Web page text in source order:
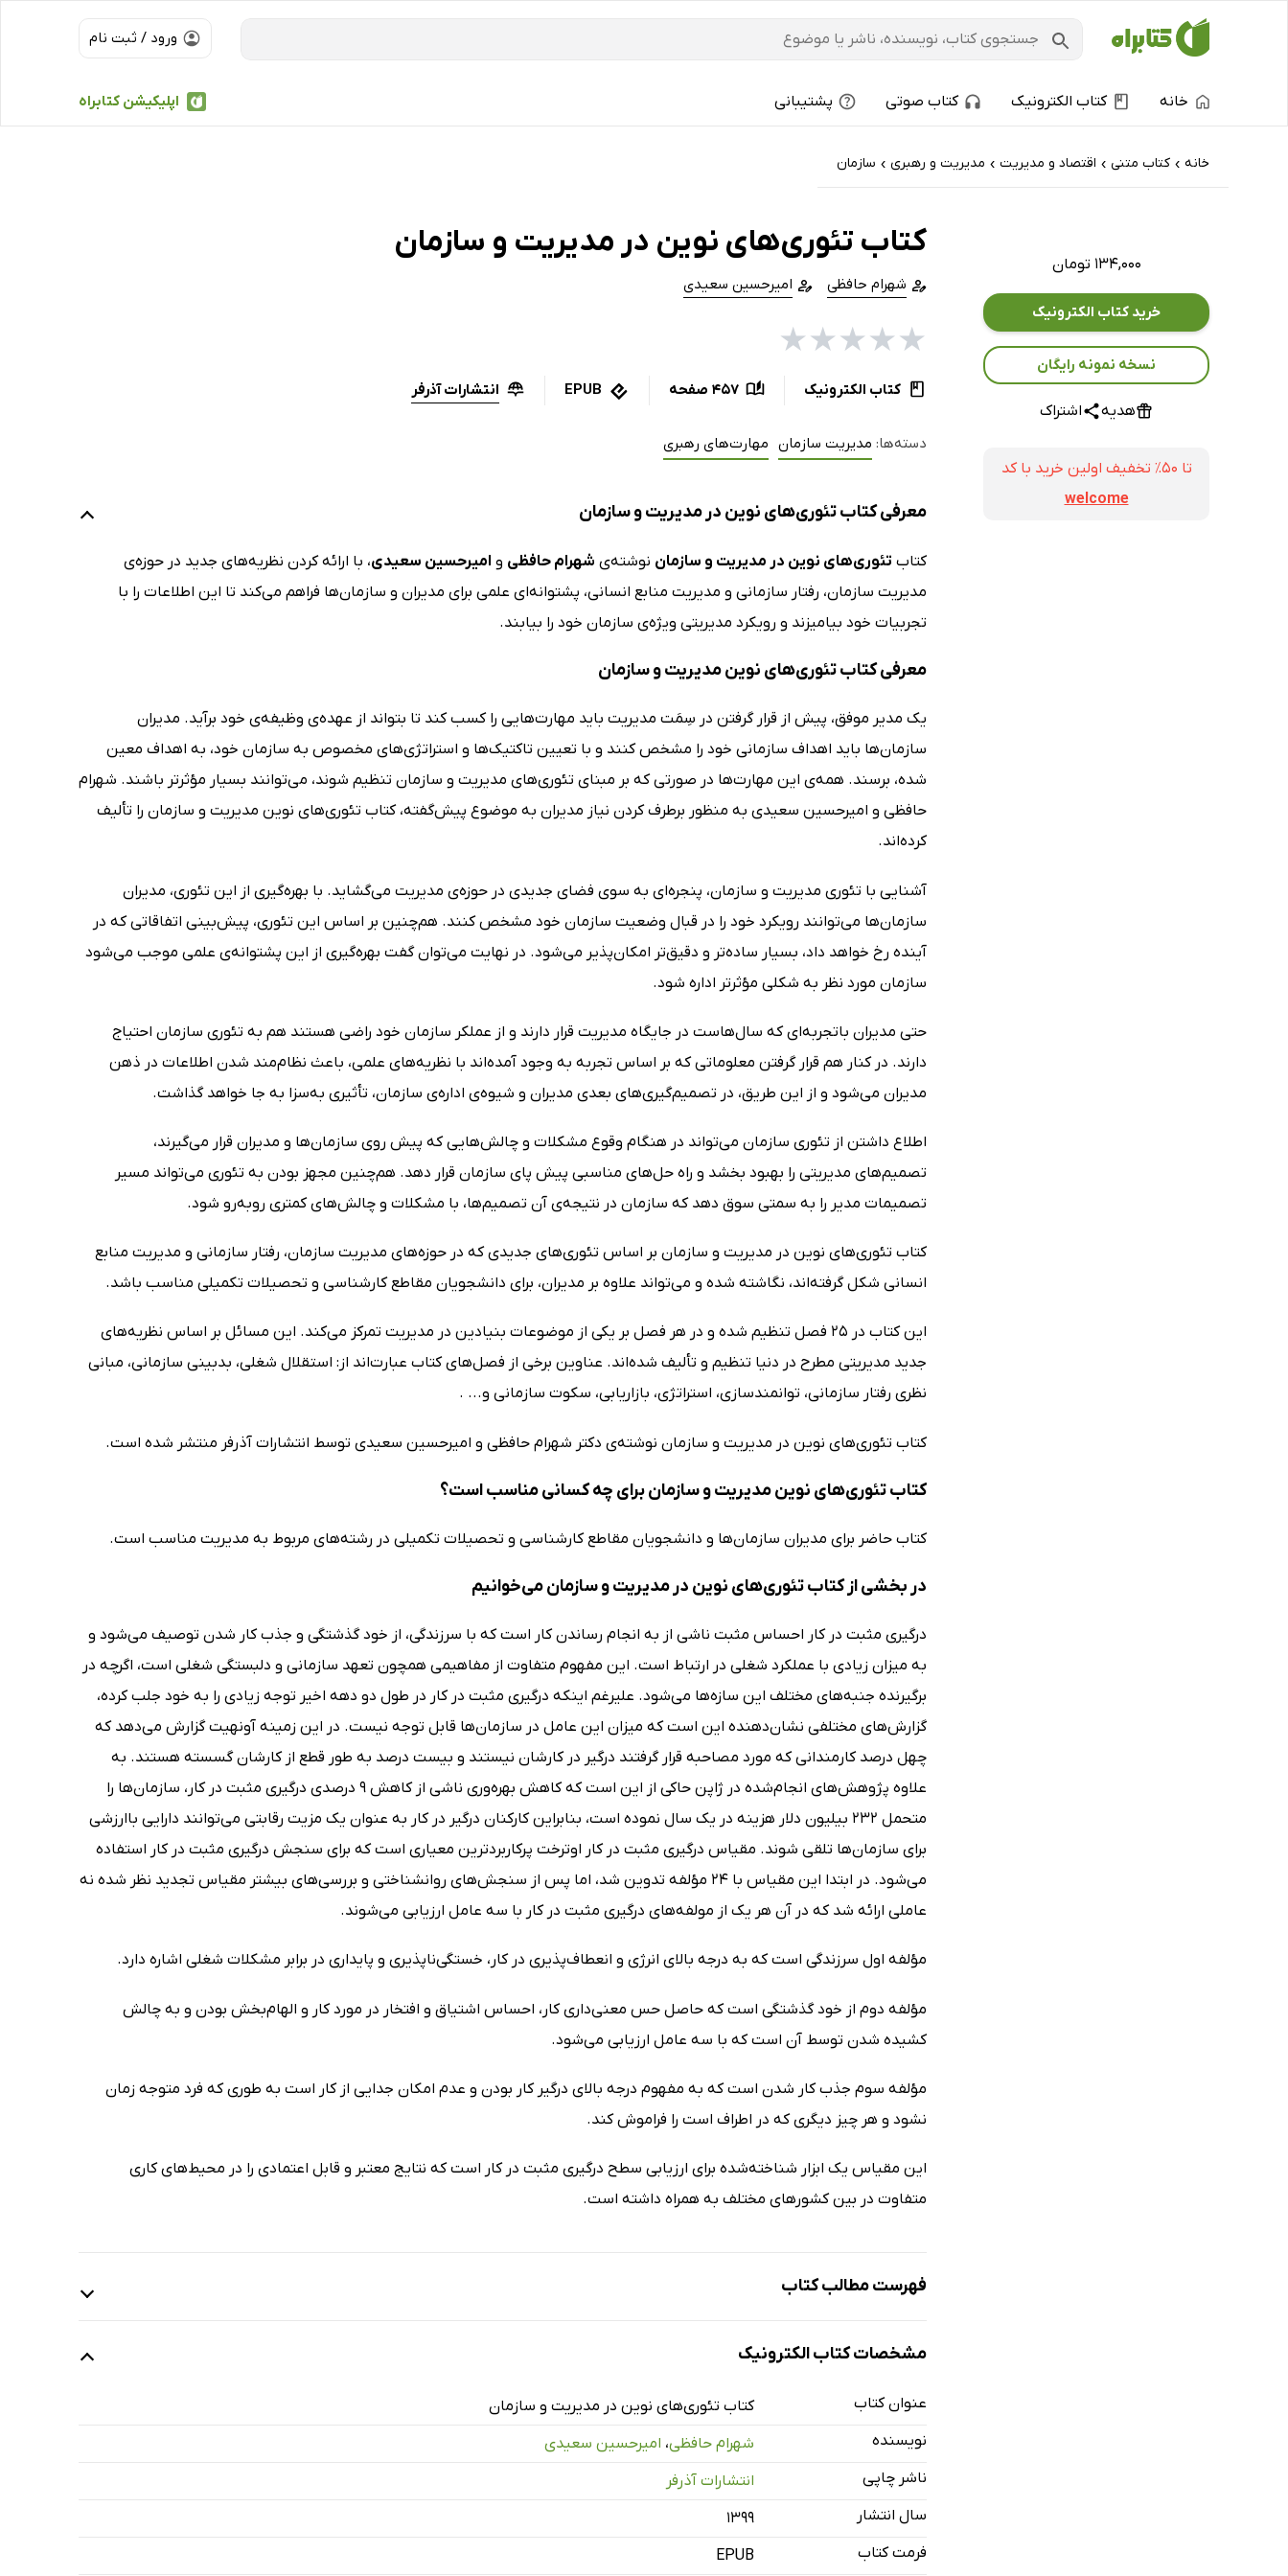
ورود / ثبت نام
اپلیکیشن کتابراه خانه کتاب الکترونیک کتاب صوتی پشتیبانی
خانه › کتاب‌ متنی › اقتصاد و مدیریت › مدیریت و رهبری › سازمان
۱۳۴,۰۰۰ تومان
خرید کتاب الکترونیک
نسخه نمونه رایگان
هدیه اشتراک
تا ۵۰٪ تخفیف اولین خرید با کد
welcome
کتاب تئوری‌های نوین در مدیریت و سازمان
شهرام حافظی امیرحسین سعیدی
★
★
★
★
★
کتاب الکترونیک 457 صفحه EPUB انتشارات آذرفر
دسته‌ها: مدیریت سازمان مهارت‌های رهبری
معرفی کتاب تئوری‌های نوین در مدیریت و سازمان
کتاب تئوری‌های نوین در مدیریت و سازمان نوشته‌ی شهرام حافظی و امیرحسین سعیدی، با ارائه کردن نظریه‌های جدید در حوزه‌ی
مدیریت سازمان، رفتار سازمانی و مدیریت منابع انسانی، پشتوانه‌ای علمی برای مدیران و سازمان‌ها فراهم می‌کند تا این اطلاعات را با
تجربیات خود بیامیزند و رویکرد مدیریتی ویژه‌ی سازمان خود را بیابند.
معرفی کتاب تئوری‌های نوین مدیریت و سازمان
یک مدیر موفق، پیش از قرار گرفتن در سِمَت مدیریت باید مهارت‌هایی را کسب کند تا بتواند از عهده‌ی وظیفه‌ی خود برآید. مدیران
سازمان‌ها باید اهداف سازمانی خود را مشخص کنند و با تعیین تاکتیک‌ها و استراتژی‌های مخصوص به سازمان خود، به اهداف معین
شده، برسند. همه‌ی این مهارت‌ها در صورتی که بر مبنای تئوری‌های مدیریت و سازمان تنظیم شوند، می‌توانند بسیار مؤثرتر باشند. شهرام
حافظی و امیرحسین سعیدی به منظور برطرف کردن نیاز مدیران به موضوع پیش‌گفته، کتاب تئوری‌های نوین مدیریت و سازمان را تألیف
کرده‌اند.
آشنایی با تئوری‌ مدیریت و سازمان، پنجره‌ای به سوی فضای جدیدی در حوزه‌ی مدیریت می‌گشاید. با بهره‌گیری از این تئوری، مدیران
سازمان‌ها می‌توانند رویکرد خود را در قبال وضعیت سازمان خود مشخص کنند. هم‌چنین بر اساس این تئوری، پیش‌بینی اتفاقاتی که در
آینده رخ خواهد داد، بسیار ساده‌تر و دقیق‌تر امکان‌پذیر می‌شود. در نهایت می‌توان گفت بهره‌گیری از این پشتوانه‌ی علمی موجب می‌شود
سازمان مورد نظر به شکلی مؤثرتر اداره شود.
حتی مدیران باتجربه‌ای که سال‌هاست در جایگاه مدیریت قرار دارند و از عملکر سازمان خود راضی هستند هم به تئوری سازمان احتیاج
دارند. در کنار هم قرار گرفتن معلوماتی که بر اساس تجربه به وجود آمده‌اند با نظریه‌های علمی، باعث نظام‌مند شدن اطلاعات در ذهن
مدیران می‌شود و از این طریق، در تصمیم‌گیری‌های بعدی مدیران و شیوه‌ی اداره‌ی سازمان، تأثیری به‌سزا به جا خواهد گذاشت.
اطلاع داشتن از تئوری سازمان می‌تواند در هنگام وقوع مشکلات و چالش‌هایی که پیش روی سازمان‌ها و مدیران قرار می‌گیرند،
تصمیم‌های مدیریتی را بهبود بخشد و راه حل‌های مناسبی پیش پای سازمان قرار دهد. هم‌چنین مجهز بودن به تئوری می‌تواند مسیر
تصمیمات مدیر را به سمتی سوق دهد که سازمان در نتیجه‌ی آن تصمیم‌ها، با مشکلات و چالش‌های کمتری روبه‌رو شود.
کتاب تئوری‌های نوین در مدیریت و سازمان بر اساس تئوری‌های جدیدی که در حوزه‌های مدیریت سازمان، رفتار سازمانی و مدیریت منابع
انسانی شکل گرفته‌اند، نگاشته شده و می‌تواند علاوه بر مدیران، برای دانشجویان مقاطع کارشناسی و تحصیلات تکمیلی مناسب باشد.
این کتاب در 25 فصل تنظیم شده و در هر فصل بر یکی از موضوعات بنیادین در مدیریت تمرکز می‌کند. این مسائل بر اساس نظریه‌های
جدید مدیریتی مطرح در دنیا تنظیم و تألیف شده‌اند. عناوین برخی از فصل‌های کتاب عبارت‌اند از: استقلال شغلی، بدبینی سازمانی، مبانی
نظری رفتار سازمانی، توانمندسازی، استراتژی، بازاریابی، سکوت سازمانی و... .
کتاب تئوری‌های نوین در مدیریت و سازمان نوشته‌ی دکتر شهرام حافظی و امیرحسین سعیدی توسط انتشارات آذرفر منتشر شده است.
کتاب تئوری‌های نوین مدیریت و سازمان برای چه کسانی مناسب است؟
کتاب حاضر برای مدیران سازمان‌ها و دانشجویان مقاطع کارشناسی و تحصیلات تکمیلی در رشته‌های مربوط به مدیریت مناسب است.
در بخشی از کتاب تئوری‌های نوین در مدیریت و سازمان می‌خوانیم
درگیری مثبت در کار احساس مثبت ناشی از به انجام رساندن کار است که با سرزندگی، از خود گذشتگی و جذب کار شدن توصیف می‌شود و
به میزان زیادی با عملکرد شغلی در ارتباط است. این مفهوم متفاوت از مفاهیمی همچون تعهد سازمانی و دلبستگی شغلی است، اگرچه در
برگیرنده جنبه‌های مختلف این سازه‌ها می‌شود. علیرغم اینکه درگیری مثبت در کار در طول دو دهه اخیر توجه زیادی را به خود جلب کرده،
گزارش‌های مختلفی نشان‌دهنده این است که میزان این عامل در سازمان‌ها قابل توجه نیست. در این زمینه آونهیت گزارش می‌دهد که
چهل درصد کارمندانی که مورد مصاحبه قرار گرفتند درگیر در کارشان نیستند و بیست درصد به طور قطع از کارشان گسسته هستند. به
علاوه پژوهش‌های انجام‌شده در ژاپن حاکی از این است که کاهش بهره‌وری ناشی از کاهش 9 درصدی درگیری مثبت در کار، سازمان‌ها را
متحمل 232 بیلیون دلار هزینه در یک سال نموده است، بنابراین کارکنان درگیر در کار به عنوان یک مزیت رقابتی می‌توانند دارایی باارزشی
برای سازمان‌ها تلقی شوند. مقیاس درگیری مثبت در کار اوترخت پرکاربردترین معیاری است که برای سنجش درگیری مثبت در کار استفاده
می‌شود. در ابتدا این مقیاس با 24 مؤلفه تدوین شد، اما پس از سنجش‌های روانشناختی و بررسی‌های بیشتر مقیاس تجدید نظر شده نه
عاملی ارائه شد که در آن هر یک از مولفه‌های درگیری مثبت در کار با سه عامل ارزیابی می‌شوند.
مؤلفه اول سرزندگی است که به درجه بالای انرژی و انعطاف‌پذیری در کار، خستگی‌ناپذیری و پایداری در برابر مشکلات شغلی اشاره دارد.
مؤلفه دوم از خود گذشتگی است که حاصل حس معنی‌داری کار، احساس اشتیاق و افتخار در مورد کار و الهام‌بخش بودن و به چالش
کشیده شدن توسط آن است که با سه عامل ارزیابی می‌شود.
مؤلفه سوم جذب کار شدن است که به مفهوم درجه بالای درگیر کار بودن و عدم امکان جدایی از کار است به طوری که فرد متوجه زمان
نشود و هر چیز دیگری که در اطراف است را فراموش کند.
این مقیاس یک ابزار شناخته‌شده برای ارزیابی سطح درگیری مثبت در کار است که نتایج معتبر و قابل اعتمادی را در محیط‌های کاری
متفاوت در بین کشورهای مختلف به همراه داشته است.
فهرست مطالب کتاب
فصل اول: حسادت سازمانی
حسادت سازمانی
انواع حسادت
حسادت سازمانی
انواع حسادت سازمانی
مشخصات کتاب الکترونیک
عنوان کتاب
کتاب تئوری‌های نوین در مدیریت و سازمان
نویسنده
شهرام حافظی، امیرحسین سعیدی
ناشر چاپی
انتشارات آذرفر
سال انتشار
۱۳۹۹
فرمت کتاب
EPUB